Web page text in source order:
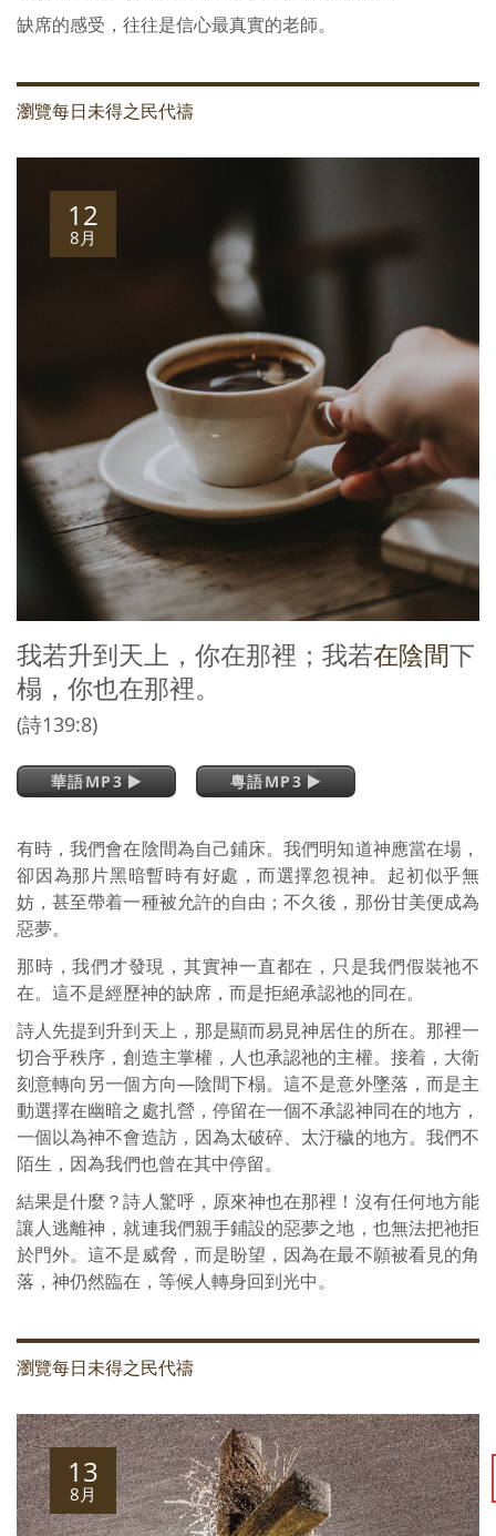
缺席的感受，往往是信心最真實的老師。
瀏覽每日未得之民代禱
12
8月
我若升到天上，你在那裡；我若在陰間下
榻，你也在那裡。
(詩139:8)
華語MP3 粵語MP3
有時，我們會在陰間為自己鋪床。我們明知道神應當在場，
卻因為那片黑暗暫時有好處，而選擇忽視神。起初似乎無
妨，甚至帶着一種被允許的自由；不久後，那份甘美便成為
惡夢。
那時，我們才發現，其實神一直都在，只是我們假裝祂不
在。這不是經歷神的缺席，而是拒絕承認祂的同在。
詩人先提到升到天上，那是顯而易見神居住的所在。那裡一
切合乎秩序，創造主掌權，人也承認祂的主權。接着，大衛
刻意轉向另一個方向—陰間下榻。這不是意外墜落，而是主
動選擇在幽暗之處扎營，停留在一個不承認神同在的地方，
一個以為神不會造訪，因為太破碎、太汙穢的地方。我們不
陌生，因為我們也曾在其中停留。
結果是什麼？詩人驚呼，原來神也在那裡！沒有任何地方能
讓人逃離神，就連我們親手鋪設的惡夢之地，也無法把祂拒
於門外。這不是威脅，而是盼望，因為在最不願被看見的角
落，神仍然臨在，等候人轉身回到光中。
瀏覽每日未得之民代禱
13
8月